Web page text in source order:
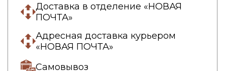
Доставка в отделение «НОВАЯ
ПОЧТА»
Адресная доставка курьером
«НОВАЯ ПОЧТА»
Самовывоз